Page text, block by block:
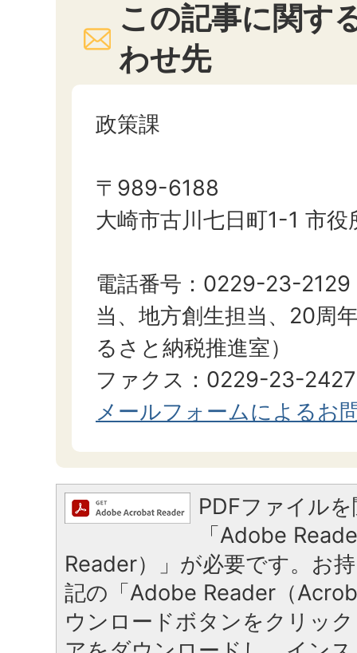
この記事に関す
わせ先
政策課
〒989-6188
大崎市古川七日町1-1 市役
電話番号：0229-23-2129
当、地方創生担当、20周
るさと納税推進室）
ファクス：0229-23-2427
メールフォームによるお
PDFファイル
「Adobe
Reader）」が必要です。お
記の「Adobe Reader（
ウンロードボタンをクリッ